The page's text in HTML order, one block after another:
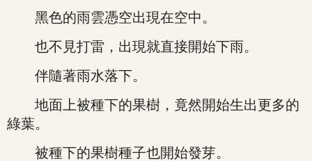
黑色的雨雲憑空出現在空中。
也不見打雷，出現就直接開始下雨。
伴隨著雨水落下。
地面上被種下的果樹，竟然開始生出更多的
綠葉。
被種下的果樹種子也開始發芽。